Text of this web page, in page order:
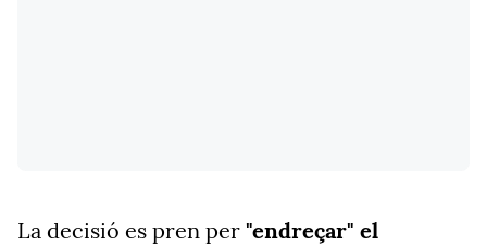
La decisió es pren per "endreçar" el